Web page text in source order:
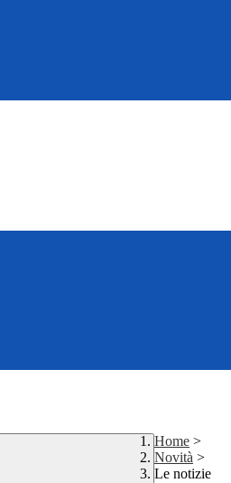
Home >
Novità >
Le notizie